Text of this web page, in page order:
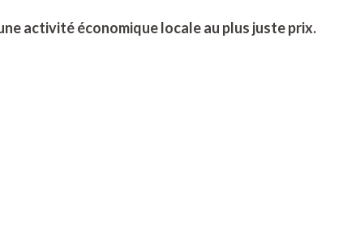
activité économique locale au plus juste prix.